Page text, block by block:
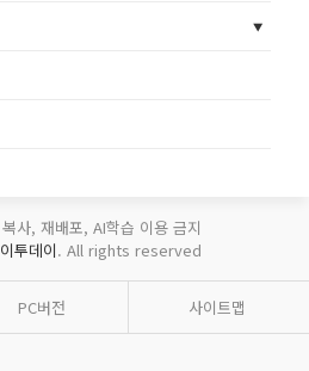
사, 재배포, AI학습 이용 금지
이투데이. All rights reserved
PC버전 사이트맵